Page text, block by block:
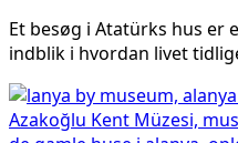
Et besøg i Atatürks hus er
indblik i hvordan livet